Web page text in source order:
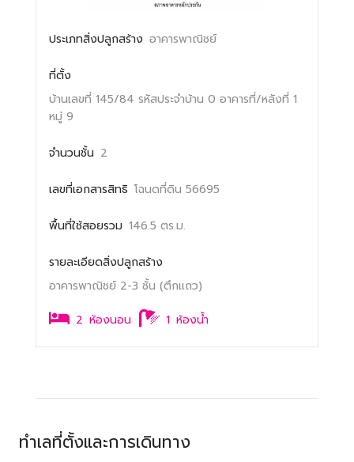
ประเภทสิ่งปลูกสร้าง อาคารพาณิชย์
ที่ตั้ง
บ้านเลขที่ 145/84 รหัสประจำบ้าน 0 อาคารที่/หลังที่ 1
หมู่ 9
จำนวนชั้น 2
เลขที่เอกสารสิทธิ โฉนดที่ดิน 56695
พื้นที่ใช้สอยรวม 146.5 ตร.ม.
รายละเอียดสิ่งปลูกสร้าง
อาคารพาณิชย์ 2-3 ชั้น (ตึกแถว)
2 ห้องนอน 1 ห้องน้ำ
ทำเลที่ตั้งและการเดินทาง